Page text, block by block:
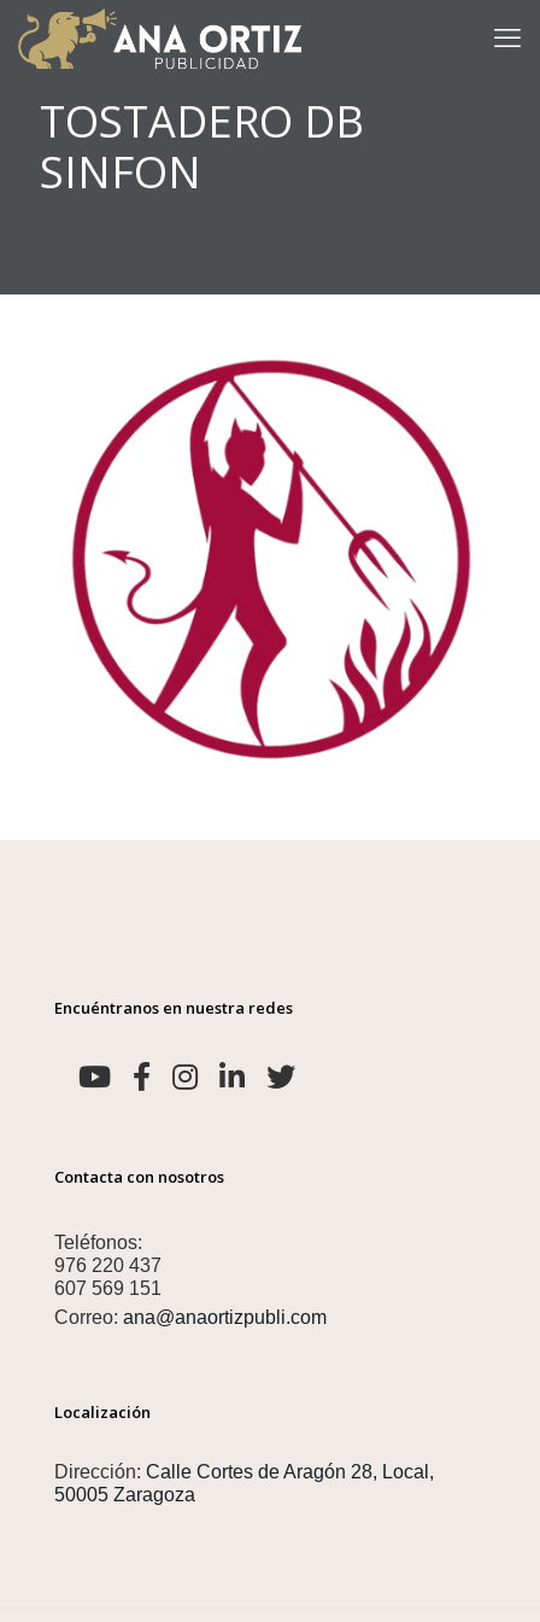
TOSTADERO DB
SINFON
Encuéntranos en nuestra redes
Contacta con nosotros
Teléfonos:
976 220 437
607 569 151
Correo: ana@anaortizpubli.com
Localización
Dirección: Calle Cortes de Aragón 28, Local,
50005 Zaragoza